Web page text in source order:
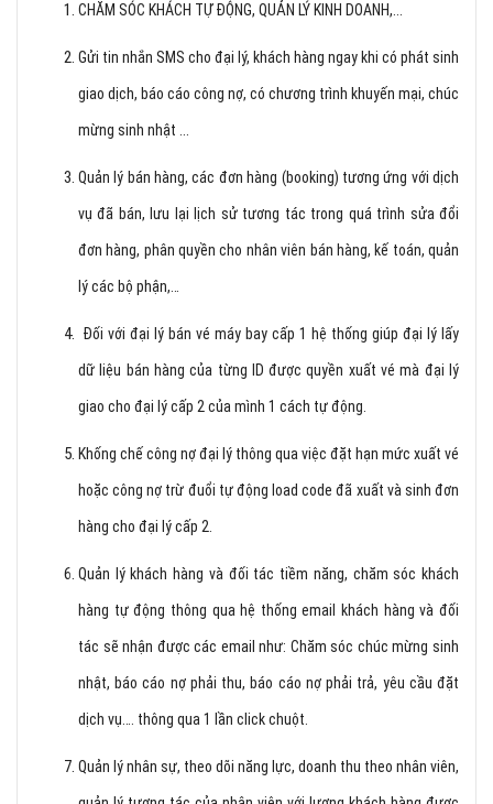
CHĂM SÓC KHÁCH TỰ ĐỘNG, QUẢN LÝ KINH DOANH,...
Gửi tin nhắn SMS cho đại lý, khách hàng ngay khi có phát sinh
giao dịch, báo cáo công nợ, có chương trình khuyến mại, chúc
mừng sinh nhật ...
Quản lý bán hàng, các đơn hàng (booking) tương ứng với dịch
vụ đã bán, lưu lại lịch sử tương tác trong quá trình sửa đổi
đơn hàng, phân quyền cho nhân viên bán hàng, kế toán, quản
lý các bộ phận,…
Đối với đại lý bán vé máy bay cấp 1 hệ thống giúp đại lý lấy
dữ liệu bán hàng của từng ID được quyền xuất vé mà đại lý
giao cho đại lý cấp 2 của mình 1 cách tự động.
Khống chế công nợ đại lý thông qua việc đặt hạn mức xuất vé
hoặc công nợ trừ đuổi tự động load code đã xuất và sinh đơn
hàng cho đại lý cấp 2.
Quản lý khách hàng và đối tác tiềm năng, chăm sóc khách
hàng tự động thông qua hệ thống email khách hàng và đối
tác sẽ nhận được các email như: Chăm sóc chúc mừng sinh
nhật, báo cáo nợ phải thu, báo cáo nợ phải trả, yêu cầu đặt
dịch vụ…. thông qua 1 lần click chuột.
Quản lý nhân sự, theo dõi năng lực, doanh thu theo nhân viên,